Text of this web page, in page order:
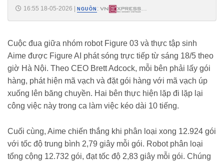
16:55 18-05-2026 NGUỒN :
Cuộc đua giữa nhóm robot Figure 03 và thực tập sinh
Aime được Figure AI phát sóng trực tiếp từ sáng 18/5 theo
giờ Hà Nội. Theo CEO Brett Adcock, mỗi bên phải lấy gói
hàng, phát hiện mã vạch và đặt gói hàng với mã vạch úp
xuống lên băng chuyền. Hai bên thực hiện lặp đi lặp lại
công việc này trong ca làm việc kéo dài 10 tiếng.
Cuối cùng, Aime chiến thắng khi phân loại xong 12.924 gói
với tốc độ trung bình 2,79 giây mỗi gói. Robot phân loại
tổng cộng 12.732 gói, đạt tốc độ 2,83 giây mỗi gói. Chúng